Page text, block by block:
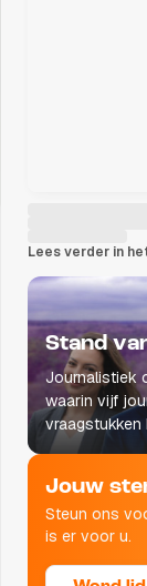
Lees verder in
Stand
Journalistiek
waarin vijf
vraagstukken
leven raken.
Jouw
Steun ons
is er voor u.